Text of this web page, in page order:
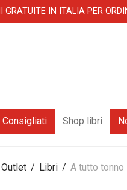
GRATUITE IN ITALIA PER
Consigliati Shop libri
/ Libri / A tutto tonno